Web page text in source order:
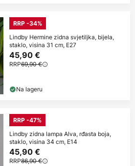
RRP -34%
Lindby Hermine zidna svjetiljka, bijela,
staklo, visina 31 cm, E27
45,90 €
RRP69,90 €
Na lageru
RRP -47%
Lindby zidna lampa Alva, rđasta boja,
staklo, visina 34 cm, E14
45,90 €
RRP86,90 €